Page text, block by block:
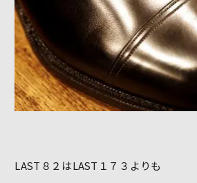
LAST８２はLAST１７３よりも